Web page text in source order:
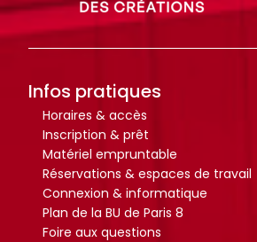
Infos pratiques
Horaires & accès
Inscription & prêt
Matériel empruntable
Réservations & espaces de travail
Connexion & informatique
Plan de la BU de Paris 8
Foire aux questions